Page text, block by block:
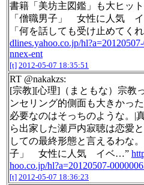
書籍「美坊主図鑑」も大ヒッ
「僧職男子」 女性に人気
「何を話しても受け止めてく
dlines.yahoo.co.jp/
nnex-ent
[t] 2012-05-07 18:35:51
RT @nakakzs:
[宗教][心理]（まともな）宗教
ンセリング的側面も大きかった
必要なのはそっちのような。|
ら出家した瀬戸内寂聴は恋愛
しての最終形態と言えるわな
子」 女性に人気 イベ…”
hoo.co.jp/hl?a=20120507-
[t] 2012-05-07 18:36:23